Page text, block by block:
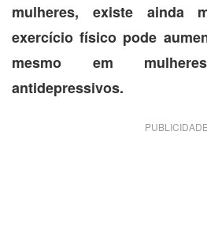
mulheres, existe ainda
exercício físico pode
mesmo em
antidepressivos.
PUBLICIDADE